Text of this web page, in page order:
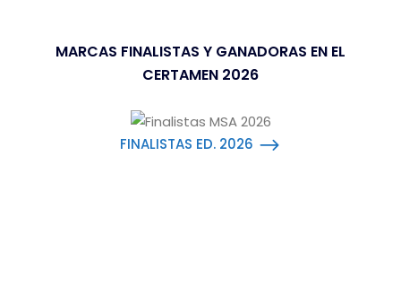
MARCAS FINALISTAS Y GANADORAS EN EL
CERTAMEN 2026
FINALISTAS ED. 2026